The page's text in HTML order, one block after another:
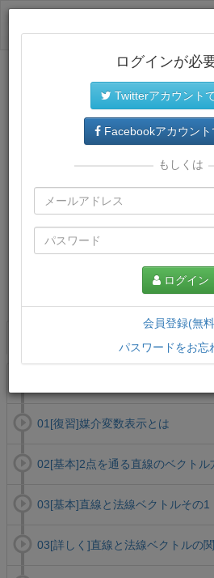
01[復習]媒介変数表示とは
02[基本]2点を通る直線のベクトル
03[基本]直線と法線ベクトルその1
03[詳しく]直線と法線ベクトルの
ログインが必
Twitterアカウント
Facebookアカウント
もしくは
ログイン
会員登録(無
パスワードをお忘